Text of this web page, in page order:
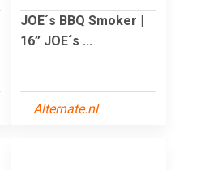
JOE´s BBQ Smoker |
16” JOE´s ...
Alternate.nl